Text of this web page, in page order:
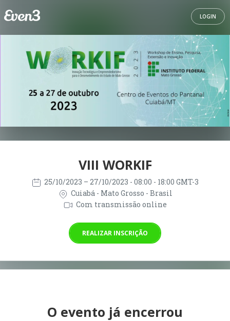
LOGIN
VIII WORKIF
25/10/2023 – 27/10/2023 - 08:00 - 18:00 GMT-3
Cuiabá - Mato Grosso - Brasil
Com transmissão online
REALIZAR INSCRIÇÃO
O evento já encerrou